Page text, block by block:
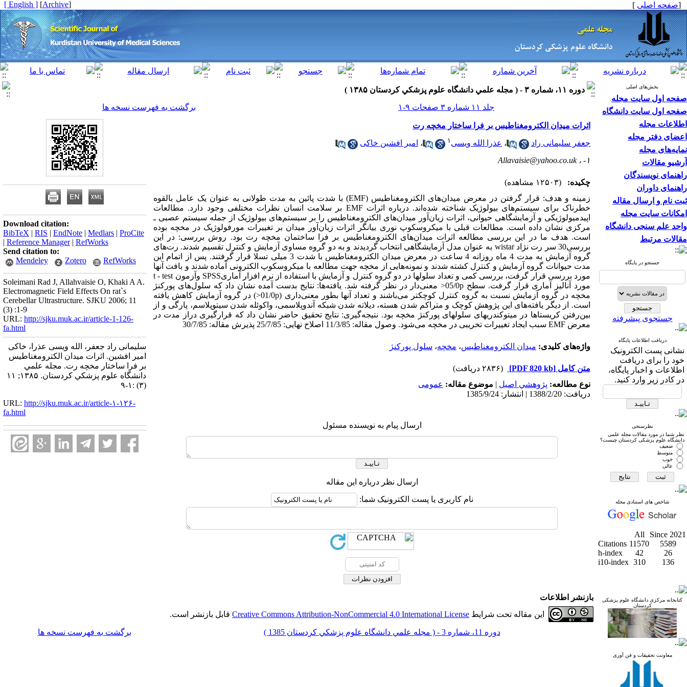
[صفحه اصلی ]
[
Archive
]
[ English ]
بخش‌های اصلی
صفحه اول سایت مجله
صفحه اول سایت دانشگاه
اطلاعات مجله
اعضای دفتر مجله
نمایه‌های مجله
آرشیو مقالات
راهنمای نویسندگان
راهنمای داوران
ثبت نام و ارسال مقاله
امکانات سایت مجله
واحد علم سنجی دانشگاه
مقالات مرتبط
جستجو در پایگاه
جستجوی پیشرفته
دریافت اطلاعات پایگاه
نشانی پست الکترونیک
خود را برای دریافت
اطلاعات و اخبار پایگاه،
در کادر زیر وارد کنید.
نظرسنجی
نظر شما در مورد مقالات مجله علمی
دانشگاه علوم پزشکی کردستان چیست؟
ضعیف
متوسط
خوب
عالی
شاخص های استنادی مجله
All
Since 2021
Citations 11570
5589
h-index
42
26
i10-index 310 136
کتابخانه مرکزی دانشگاه علوم پزشکی
کردستان
معاونت تحقیقات و فن آوری
دوره ۱۱، شماره ۳ - ( مجله علمي دانشگاه علوم پزشكي كردستان ۱۳۸۵ )
جلد ۱۱ شماره ۳ صفحات ۹-۱
برگشت به فهرست نسخه ها
اثرات میدان الکترومغناطیس بر فرا ساختار مخچه رت
جعفر سلیمانی راد ، عذرا الله ویسی ۱ ، امیر افشین خاکی
۱- ،
Allavaisie@yahoo.co.uk
چکیده:
(۱۲۵۰۳ مشاهده)
زمینه و هدف: قرار گرفتن در معرض میدان‌های الکترومغناطیس (EMF) با شدت پائین به مدت طولانی به عنوان یک عامل بالقوه
خطرناک برای سیستم‌های بیولوژیک شناخته شده‌اند. درباره اثرات EMF بر سلامت انسان نظرات مختلفی وجود دارد. مطالعات
اپیدمیولوژیکی و آزمایشگاهی حیوانی، اثرات زیان‌آور میدان‌های الکترومغناطیس را بر سیستم‌های بیولوژیک از جمله سیستم عصبی ـ
مرکزی نشان داده است. مطالعات قبلی با میکروسکوپ نوری بیانگر اثرات زیان‌آور میدان بر تغییرات مورفولوژیک در مخچه بوده
است. هدف ما در این بررسی مطالعه اثرات میدان‌های الکترومغناطیس بر فرا ساختمان مخچه رت بود. روش بررسی: در این
بررسی30 سر رت‌ نژاد wistar به عنوان مدل آزمایشگاهی انتخاب گردیدند و به دو گروه مساوی آزمایش و کنترل تقسیم شدند. رت‌های
گروه آزمایش به مدت 4 ماه روزانه 4 ساعت در معرض میدان الکترومغناطیس با شدت 3 میلی تسلا قرار گرفتند. پس از اتمام این
مدت حیوانات گروه آزمایش و کنترل کشته شدند و نمونه‌هایی از مخچه جهت مطالعه با میکروسکوپ الکترونی آماده شدند و بافت آنها
مورد بررسی قرار گرفت، بررسی کمی و تعداد سلولها در دو گروه کنترل و آزمایش با استفاده از نرم افزار آماریSPSS وآزمون t - test
مورد آنالیز آماری قرار گرفت. سطح 05/0p< معنی‌دار در نظر گرفته شد. یافته‌ها: نتایج بدست آمده نشان داد که سلول‌های پورکنژ
مخچه در گروه آزمایش نسبت به گروه کنترل کوچکتر می‌باشند و تعداد آنها بطور معنی‌داری (01/0p<) در گروه آزمایش کاهش یافته
است. از دیگر یافته‌های این پژوهش کوچک و متراکم شدن هسته، دیلاته شدن شبکه آندوپلاسمی، واکوئله شدن سیتوپلاسم، پارگی و از
بین‌رفتن کریستاها در میتوکندریهای سلولهای پورکنژ مخچه بود. نتیجه‌گیری: نتایج تحقیق حاضر نشان داد که قرارگیری دراز مدت در
معرض EMF سبب ایجاد تغییرات تخریبی در مخچه می‌شود. وصول مقاله: 11/3/85 اصلاح نهایی: 25/7/85 پذیرش مقاله: 30/7/85
واژه‌های کلیدی: میدان الکترومغناطیس، مخچه، سلول پورکنژ
متن کامل [PDF 820 kb]
(۲۸۳۶ دریافت)
نوع مطالعه: پژوهشي اصیل | موضوع مقاله: عمومى
دریافت: 1388/2/20 | انتشار: 1385/9/24
ارسال پیام به نویسنده مسئول
ارسال نظر درباره این مقاله
نام کاربری یا پست الکترونیک شما:
Download citation:
BibTeX | RIS | EndNote | Medlars | ProCite
| Reference Manager| RefWorks
Send citation to:
Mendeley
Zotero RefWorks
Soleimani Rad J, Allahvaisie O, Khaki A A.
Electromagnetic Field Effects On rat`s
Cerebellar Ultrastructure. SJKU 2006; 11
(3) :1-9
URL: http://sjku.muk.ac.ir/article-1-126-
fa.html
سلیمانی راد جعفر، الله ویسی عذرا، خاکی
امیر افشین. اثرات میدان الکترومغناطیس
بر فرا ساختار مخچه رت. مجله علمي
دانشگاه علوم پزشكي كردستان. ۱۳۸۵; ۱۱
(۳) :۱-۹
URL: http://sjku.muk.ac.ir/article-۱-۱۲۶-
fa.html
بازنشر اطلاعات
این مقاله تحت شرایط Creative Commons Attribution-NonCommercial 4.0 International License قابل بازنشر است.
دوره 11، شماره 3 - ( مجله علمي دانشگاه علوم پزشكي كردستان 1385 ) برگشت به فهرست نسخه ها